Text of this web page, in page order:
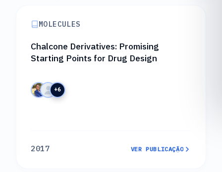
MOLECULES
Chalcone Derivatives: Promising
Starting Points for Drug Design
+6
2017
VER PUBLICAÇÃO